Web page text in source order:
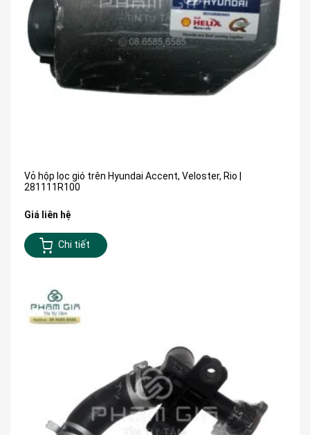
Vỏ hộp lọc gió trên Hyundai Accent, Veloster, Rio |
281111R100
Giá liên hệ
Chi tiết